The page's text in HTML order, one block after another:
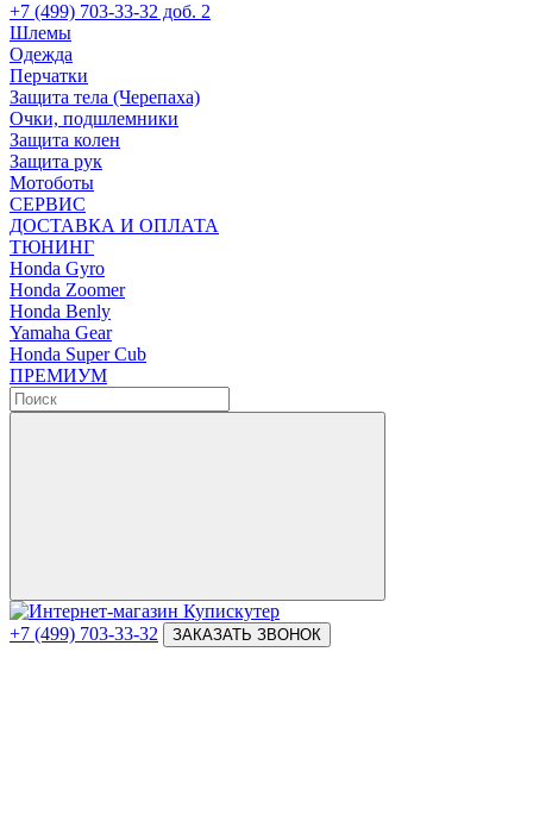
+7 (499) 703-33-32 доб. 2
Шлемы
Одежда
Перчатки
Защита тела (Черепаха)
Очки, подшлемники
Защита колен
Защита рук
Мотоботы
СЕРВИС
ДОСТАВКА И ОПЛАТА
ТЮНИНГ
Honda Gyro
Honda Zoomer
Honda Benly
Yamaha Gear
Honda Super Cub
ПРЕМИУМ
+7 (499) 703-33-32 ЗАКАЗАТЬ ЗВОНОК